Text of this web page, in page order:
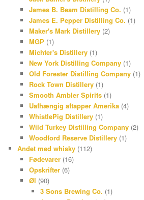
James B. Beam Distilling Co. (1)
James E. Pepper Distilling Co. (1)
Maker's Mark Distillery(2)
MGP(1)
Michter's Distillery(1)
New York Distilling Company(1)
Old Forester Distilling Company(1)
Rock Town Distillery(1)
Smooth Ambler Spirits(1)
Uafhængig aftapper Amerika(4)
WhistlePig Distillery(1)
Wild Turkey Distilling Company(2)
Woodford Reserve Distillery(1)
Andet med whisky (112)
Fødevarer(16)
Opskrifter(6)
Øl (90)
3 Sons Brewing Co. (1)